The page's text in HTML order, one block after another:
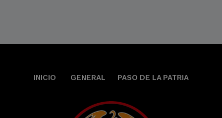
INICIO GENERAL PASO DE LA PATRIA